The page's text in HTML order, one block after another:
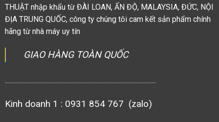
THUẬT nhập khẩu từ ĐÀI LOAN, ẤN ĐỘ, MALAYSIA, ĐỨC, NỘI
ĐỊA TRUNG QUỐC, công ty chúng tôi cam kết sản phẩm chính
hãng từ nhà máy uy tín
GIAO HÀNG TOÀN QUỐC
.......................................................................................................
Kinh doanh 1 : 0931 854 767 (zalo)